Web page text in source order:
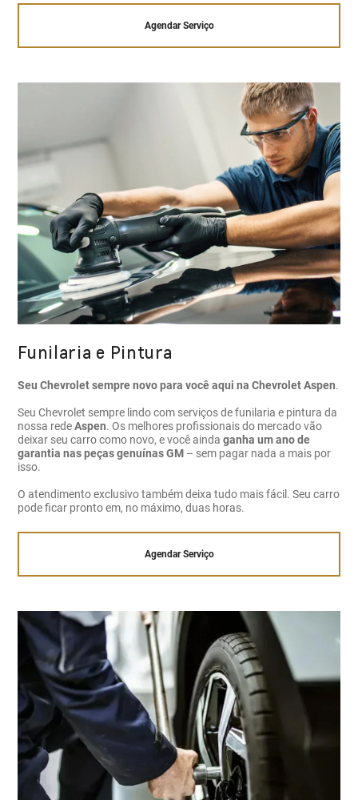
Agendar Serviço
Funilaria e Pintura
Seu Chevrolet sempre novo para você aqui na Chevrolet Aspen.
Seu Chevrolet sempre lindo com serviços de funilaria e pintura da
nossa redeAspen. Os melhores profissionais do mercado vão
deixar seu carro como novo, e você aindaganha um ano de
garantia nas peças genuínas GM – sem pagar nada a mais por
isso.
O atendimento exclusivo também deixa tudo mais fácil. Seu carro
pode ficar pronto em, no máximo, duas horas.
Agendar Serviço